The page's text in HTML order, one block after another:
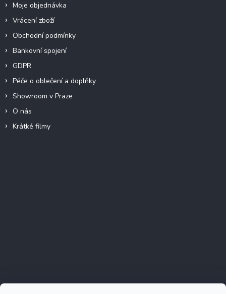
Moje objednávka
Vrácení zboží
Obchodní podmínky
Bankovní spojení
GDPR
Péče o oblečení a doplňky
Showroom v Praze
O nás
Krátké filmy